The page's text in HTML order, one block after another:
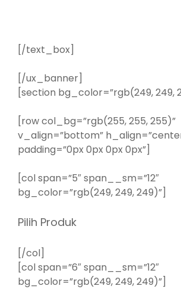
[/text_box]
[/ux_banner]
[section bg_color=”rgb(249, 249,
[row col_bg=”rgb(255, 255, 255)”
v_align=”bottom”
padding=”0px 0px 0px 0px”]
[col span=”5″ span__sm=”12″
bg_color=”rgb(249, 249, 249)”]
Pilih Produk
[/col]
[col span=”6″ span__sm=”12″
bg_color=”rgb(249, 249, 249)”]